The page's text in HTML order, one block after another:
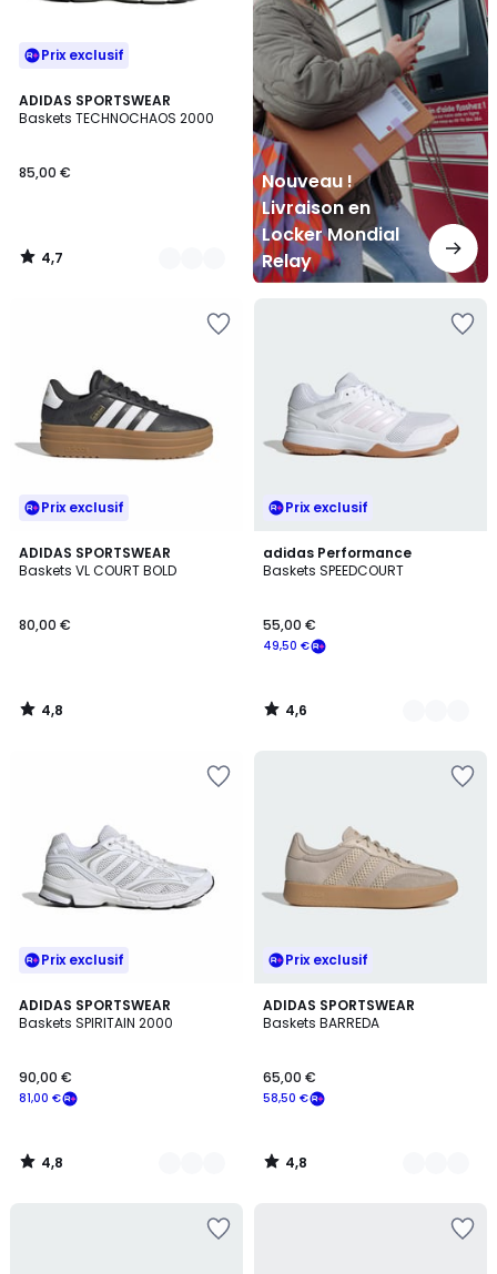
Prix exclusif
ADIDAS SPORTSWEAR
Baskets TECHNOCHAOS 2000
85,00 €
4,7
/ 5
4
Couleurs
4,7
/
Nouveau !
Livraison en
Locker Mondial
Relay
Prix exclusif
ADIDAS SPORTSWEAR
Baskets VL COURT BOLD
80,00 €
4,8
/ 5
4,8
/
Prix exclusif
adidas Performance
Baskets SPEEDCOURT
49,50 €
55,00 €
4,6
/ 5
2
Couleurs
4,6
/
Prix exclusif
ADIDAS SPORTSWEAR
Baskets SPIRITAIN 2000
81,00 €
90,00 €
4,8
/ 5
4
Couleurs
4,8
/
Prix exclusif
ADIDAS SPORTSWEAR
Baskets BARREDA
58,50 €
65,00 €
4,8
/ 5
4
Couleurs
4,8
/